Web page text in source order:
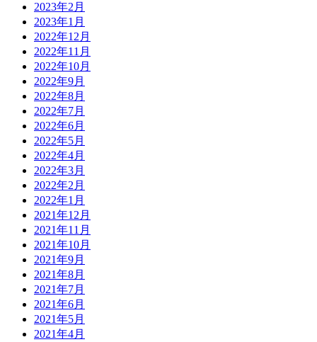
2023年2月
2023年1月
2022年12月
2022年11月
2022年10月
2022年9月
2022年8月
2022年7月
2022年6月
2022年5月
2022年4月
2022年3月
2022年2月
2022年1月
2021年12月
2021年11月
2021年10月
2021年9月
2021年8月
2021年7月
2021年6月
2021年5月
2021年4月